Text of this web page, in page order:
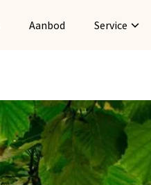
Aanbod Service